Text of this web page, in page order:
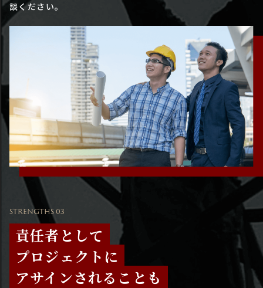
談ください。
STRENGTHS 03
責任者として
プロジェクトに
アサインされることも